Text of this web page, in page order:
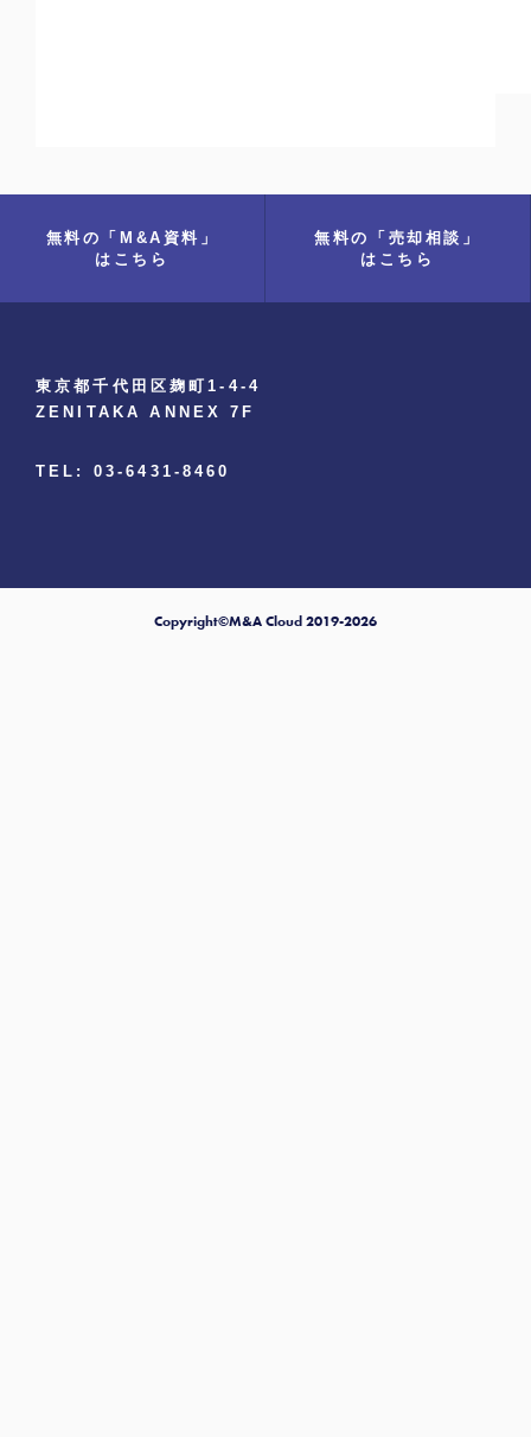
無料の「M&A資料」
はこちら
無料の「売却相談」
はこちら
東京都千代田区麹町1-4-4
ZENITAKA ANNEX 7F
TEL: 03-6431-8460
Copyright©M&A Cloud 2019-2026